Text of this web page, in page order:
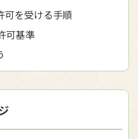
可を受ける手順
可基準